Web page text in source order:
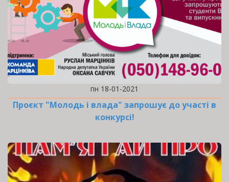
пн 18-01-2021
Проєкт "Молодь і влада" запрошує до участі в
конкурсі!